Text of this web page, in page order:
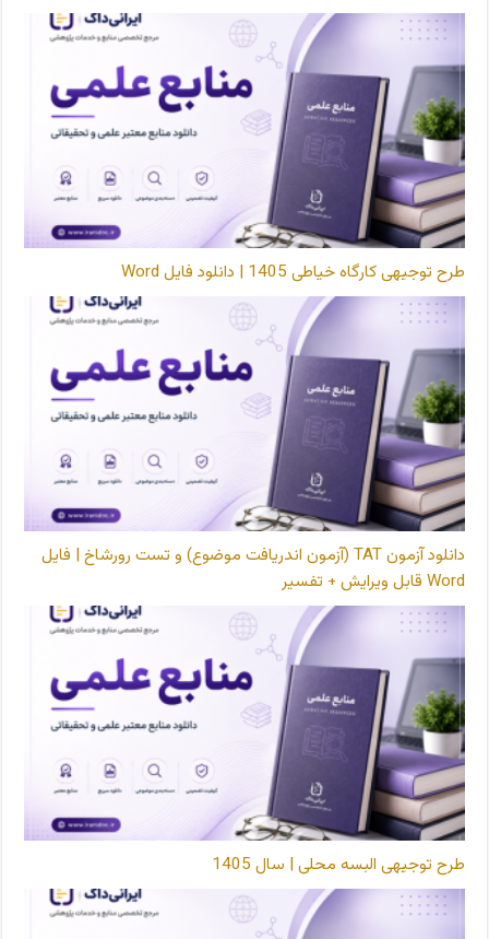
طرح توجیهی کارگاه خیاطی 1405 | دانلود فایل Word
دانلود آزمون TAT (آزمون اندریافت موضوع) و تست رورشاخ | فایل
Word قابل ویرایش + تفسیر
طرح توجیهی البسه محلی | سال 1405